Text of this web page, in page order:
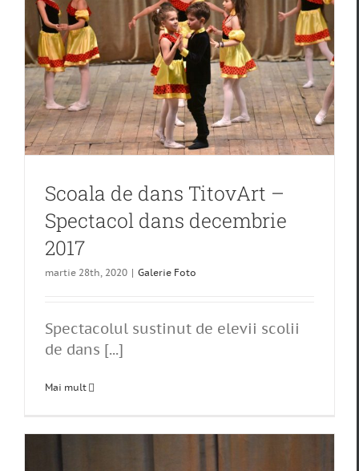
Scoala de dans TitovArt –
Spectacol dans decembrie
2017
martie 28th, 2020 | Galerie Foto
Spectacolul sustinut de elevii scolii
de dans [...]
Mai mult